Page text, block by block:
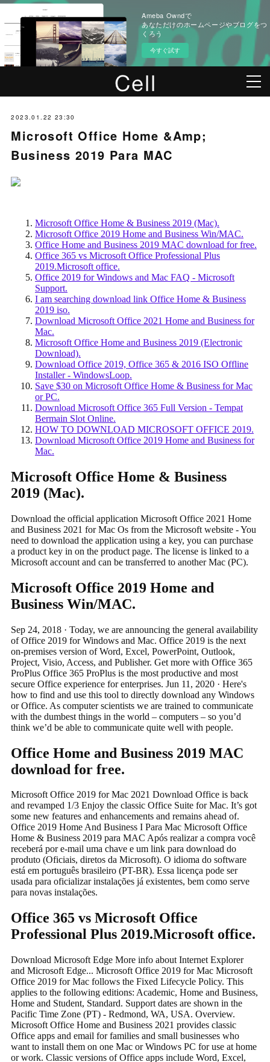
Ameba Owndで
あなただけのホームページやブログをつ
くろう
今すぐ試す
2023.01.22 23:30
Microsoft Office Home &Amp;
Business 2019 Para MAC